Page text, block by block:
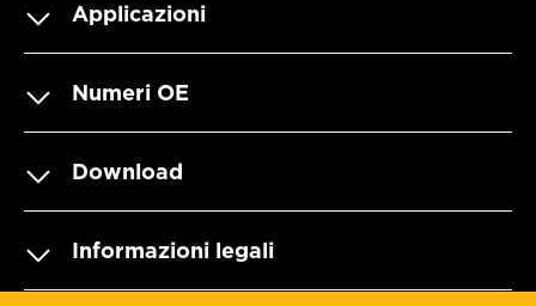
Applicazioni
Numeri OE
Download
Informazioni legali